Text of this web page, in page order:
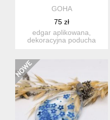
GOHA
75 zł
edgar aplikowana,
dekoracyjna poducha